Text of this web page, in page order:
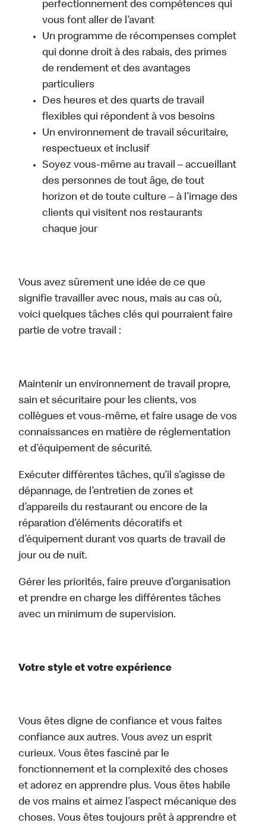
perfectionnement des compétences qui
vous font aller de l’avant
Un programme de récompenses complet
qui donne droit à des rabais, des primes
de rendement et des avantages
particuliers
Des heures et des quarts de travail
flexibles qui répondent à vos besoins
Un environnement de travail sécuritaire,
respectueux et inclusif
Soyez vous-même au travail – accueillant
des personnes de tout âge, de tout
horizon et de toute culture – à l’image des
clients qui visitent nos restaurants
chaque jour
Vous avez sûrement une idée de ce que
signifie travailler avec nous, mais au cas où,
voici quelques tâches clés qui pourraient faire
partie de votre travail :
Maintenir un environnement de travail propre,
sain et sécuritaire pour les clients, vos
collègues et vous-même, et faire usage de vos
connaissances en matière de réglementation
et d’équipement de sécurité.
Exécuter différentes tâches, qu’il s’agisse de
dépannage, de l’entretien de zones et
d’appareils du restaurant ou encore de la
réparation d’éléments décoratifs et
d’équipement durant vos quarts de travail de
jour ou de nuit.
Gérer les priorités, faire preuve d’organisation
et prendre en charge les différentes tâches
avec un minimum de supervision.
Votre style et votre expérience
Vous êtes digne de confiance et vous faites
confiance aux autres. Vous avez un esprit
curieux. Vous êtes fasciné par le
fonctionnement et la complexité des choses
et adorez en apprendre plus. Vous êtes habile
de vos mains et aimez l’aspect mécanique des
choses. Vous êtes toujours prêt à apprendre et